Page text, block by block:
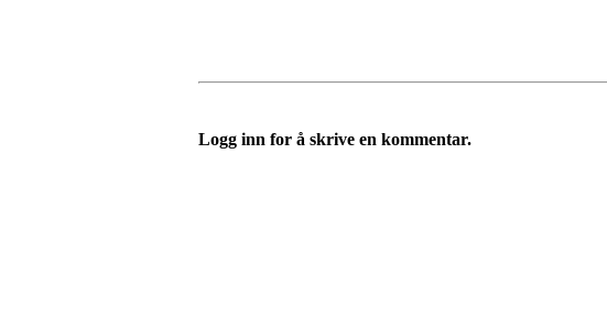
Logg inn for å skrive en kommentar.